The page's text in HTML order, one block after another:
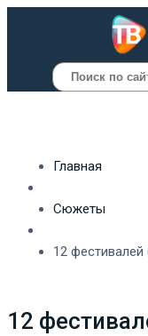
Поиск
Главная
Сюжеты
12 фестивалей
12